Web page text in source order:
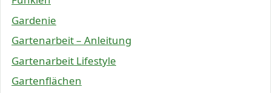
Gardenie
Gartenarbeit – Anleitung
Gartenarbeit Lifestyle
Gartenflächen